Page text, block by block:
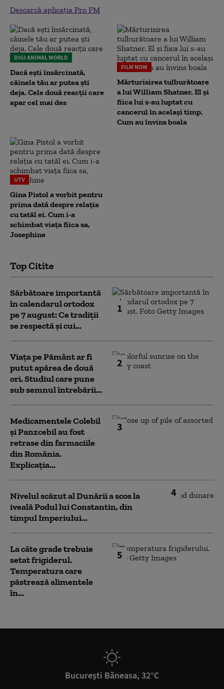
Descarcă aplicația Pro FM
DIGI ANIMAL WORLD
Dacă ești însărcinată,
câinele tău ar putea ști
deja. Cele două reacții care
apar cel mai des
FILM NOW
Mărturisirea tulburătoare
a lui William Shatner. El și
fiica lui s-au luptat cu
cancerul în același timp.
Cum au învins boala
UTV
Gina Pistol a vorbit pentru
prima dată despre relația
cu tatăl ei. Cum i-a
schimbat viața fiica sa,
Josephine
Top Citite
1
Sărbătoare importantă
în calendarul ortodox
pe 7 august: Ce tradiții
se respectă și cui...
2
Viața pe Pământ ar fi
putut apărea de două
ori. Studiul care pune
sub semnul întrebării...
3
Medicamentele Colebil
și Panzcebil au fost
retrase din farmaciile
din România.
Explicația...
4
Nivelul scăzut al Dunării a scos la
iveală Podul lui Constantin, din
timpul Imperiului...
5
La câte grade trebuie
setat frigiderul.
Temperatura care
păstrează alimentele
în...
București Băneasa, 32°C